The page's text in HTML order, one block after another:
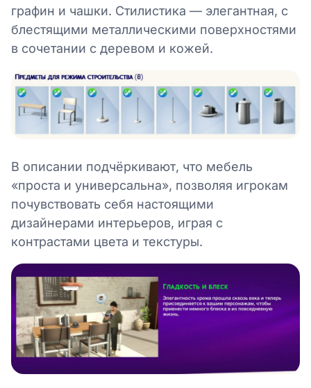
графин и чашки. Стилистика — элегантная, с
блестящими металлическими поверхностями
в сочетании с деревом и кожей.
В описании подчёркивают, что мебель
«проста и универсальна», позволяя игрокам
почувствовать себя настоящими
дизайнерами интерьеров, играя с
контрастами цвета и текстуры.